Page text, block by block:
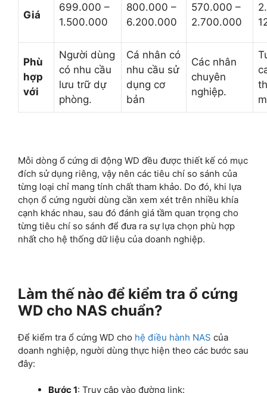
Giá
699.000 –
1.500.000
800.000 –
6.200.000
570.000 –
2.700.000
Phù
hợp
với
Người dùng
có nhu cầu
lưu trữ dự
phòng.
Cá nhân có
nhu cầu sử
dụng cơ
bản
Các nhân
chuyên
nghiệp.
Mỗi dòng ổ cứng di động WD đều được thiết kế có mục
đích sử dụng riêng, vậy nên các tiêu chí so sánh của
từng loại chỉ mang tính chất tham khảo. Do đó, khi lựa
chọn ổ cứng người dùng cần xem xét trên nhiều khía
cạnh khác nhau, sau đó đánh giá tầm quan trọng cho
từng tiêu chí so sánh để đưa ra sự lựa chọn phù hợp
nhất cho hệ thống dữ liệu của doanh nghiệp.
Làm thế nào để kiểm tra ổ cứng
WD cho NAS chuẩn?
Để kiểm tra ổ cứng WD cho hệ điều hành NAS của
doanh nghiệp, người dùng thực hiện theo các bước sau
đây:
Bước 1: Truy cập vào đường link: